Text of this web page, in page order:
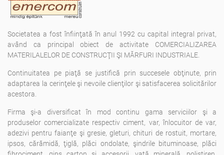
Societatea a fost înfiinţată în anul 1992 cu capital integral privat,
având ca principal obiect de activitate COMERCIALIZAREA
MATERILALELOR DE CONSTRUCŢII ŞI MĂRFURI INDUSTRIALE.
Continuitatea pe piaţă se justifică prin succesele obţinute, prin
adaptarea la cerinţele şi nevoile clienţilor şi satisfacerea solicitărilor
acestora.
Firma şi-a diversificat în mod continu gama serviciilor şi a
produselor comercializate respectiv ciment, var, înlocuitor de var,
adezivi pentru faianţe şi gresie, gleturi, chituri de rostuit, mortare,
ipsos, cărămidă, ţiglă, plăci ondolate, şindrile bituminoase, plăci